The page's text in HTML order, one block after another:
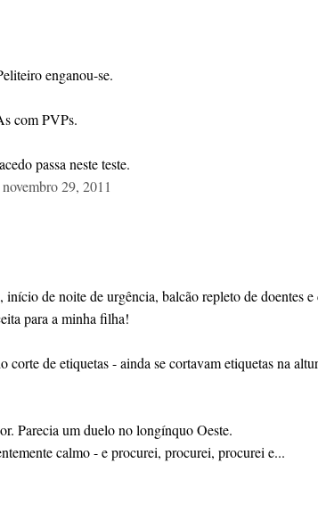
enganou-se.
com PVPs.
passa neste teste.
29, 2011
de noite de urgência, balcão repleto de doentes
para a minha filha!
corte de etiquetas - ainda se cortavam etiquetas na
Parecia um duelo no longínquo Oeste.
calmo - e procurei, procurei, procurei e...